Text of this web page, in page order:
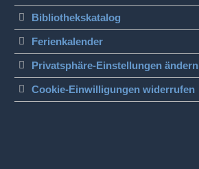
Bibliothekskatalog
Ferienkalender
Privatsphäre-Einstellungen ändern
Cookie-Einwilligungen widerrufen